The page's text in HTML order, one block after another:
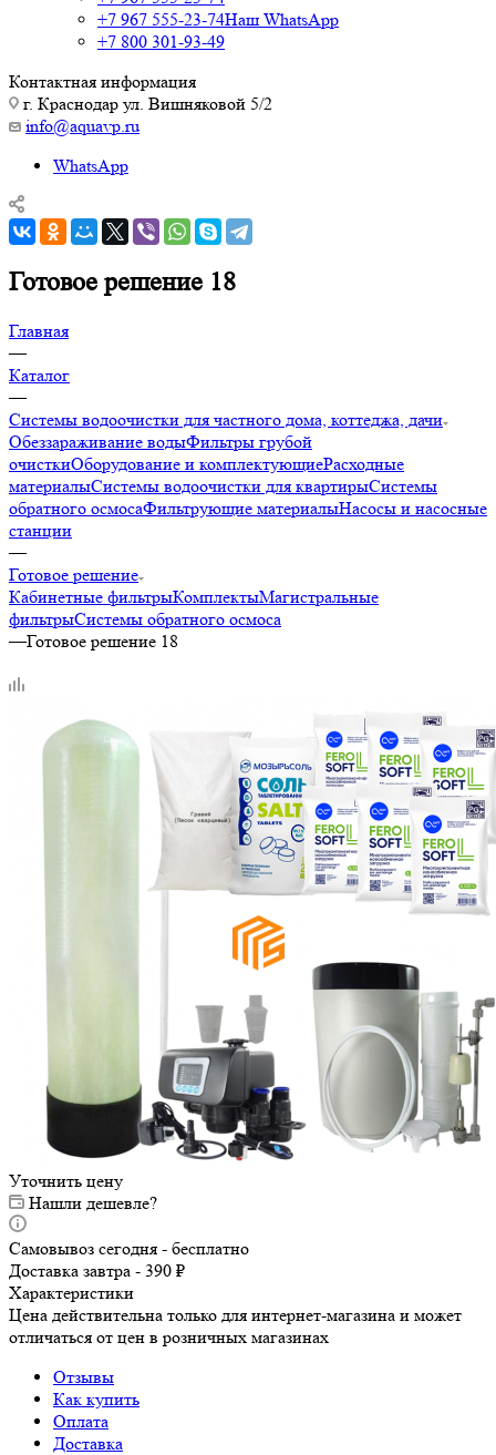
+7 967 555-23-74Наш WhatsApp
+7 800 301-93-49
Контактная информация
г. Краснодар ул. Вишняковой 5/2
info@aquavp.ru
WhatsApp
Готовое решение 18
Главная
—
Каталог
—
Системы водоочистки для частного дома, коттеджа, дачи
Обеззараживание водыФильтры грубой
очисткиОборудование и комплектующиеРасходные
материалыСистемы водоочистки для квартирыСистемы
обратного осмосаФильтрующие материалыНасосы и насосные
станции
—
Готовое решение
Кабинетные фильтрыКомплектыМагистральные
фильтрыСистемы обратного осмоса
—Готовое решение 18
Уточнить цену
Нашли дешевле?
Самовывоз сегодня - бесплатно
Доставка завтра - 390 ₽
Характеристики
Цена действительна только для интернет-магазина и может
отличаться от цен в розничных магазинах
Отзывы
Как купить
Оплата
Доставка